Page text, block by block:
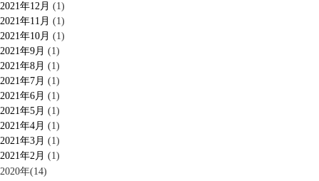
2021年12月 (1)
2021年11月 (1)
2021年10月 (1)
2021年9月 (1)
2021年8月 (1)
2021年7月 (1)
2021年6月 (1)
2021年5月 (1)
2021年4月 (1)
2021年3月 (1)
2021年2月 (1)
2020年(14)